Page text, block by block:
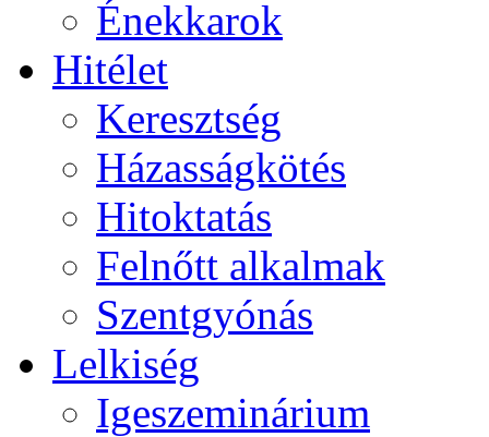
Énekkarok
Hitélet
Keresztség
Házasságkötés
Hitoktatás
Felnőtt alkalmak
Szentgyónás
Lelkiség
Igeszeminárium